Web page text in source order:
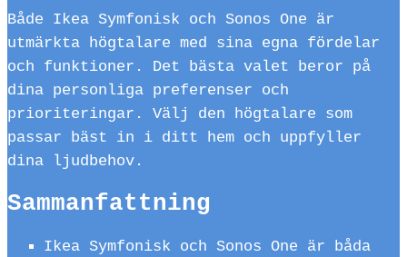
Både Ikea Symfonisk och Sonos One är
utmärkta högtalare med sina egna fördelar
och funktioner. Det bästa valet beror på
dina personliga preferenser och
prioriteringar. Välj den högtalare som
passar bäst in i ditt hem och uppfyller
dina ljudbehov.
Sammanfattning
Ikea Symfonisk och Sonos One är båda